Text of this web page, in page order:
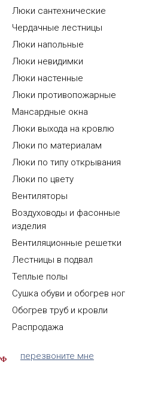
Люки сантехнические
Чердачные лестницы
Люки напольные
Люки невидимки
Люки настенные
Люки противопожарные
Мансардные окна
Люки выхода на кровлю
Люки по материалам
Люки по типу открывания
Люки по цвету
Вентиляторы
Воздуховоды и фасонные
изделия
Вентиляционные решетки
Лестницы в подвал
Теплые полы
Сушка обуви и обогрев ног
Обогрев труб и кровли
Распродажа
перезвоните мне